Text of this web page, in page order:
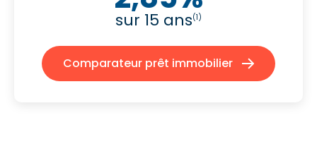
sur 15 ans(1)
Comparateur prêt immobilier